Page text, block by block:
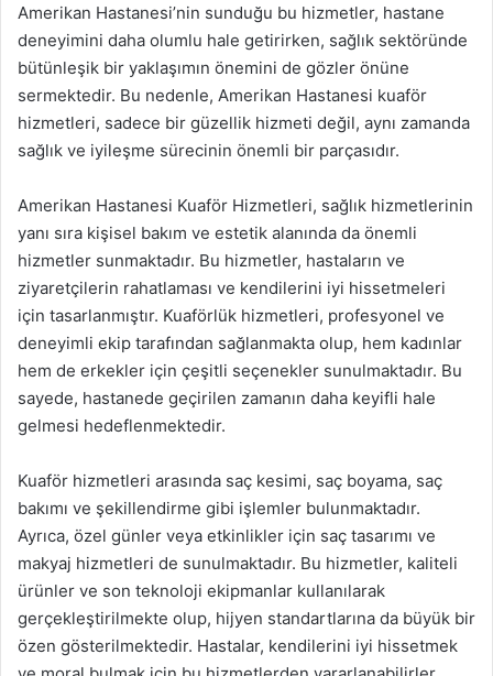
Amerikan Hastanesi’nin sunduğu bu hizmetler, hastane
deneyimini daha olumlu hale getirirken, sağlık sektöründe
bütünleşik bir yaklaşımın önemini de gözler önüne
sermektedir. Bu nedenle, Amerikan Hastanesi kuaför
hizmetleri, sadece bir güzellik hizmeti değil, aynı zamanda
sağlık ve iyileşme sürecinin önemli bir parçasıdır.
Amerikan Hastanesi Kuaför Hizmetleri, sağlık hizmetlerinin
yanı sıra kişisel bakım ve estetik alanında da önemli
hizmetler sunmaktadır. Bu hizmetler, hastaların ve
ziyaretçilerin rahatlaması ve kendilerini iyi hissetmeleri
için tasarlanmıştır. Kuaförlük hizmetleri, profesyonel ve
deneyimli ekip tarafından sağlanmakta olup, hem kadınlar
hem de erkekler için çeşitli seçenekler sunulmaktadır. Bu
sayede, hastanede geçirilen zamanın daha keyifli hale
gelmesi hedeflenmektedir.
Kuaför hizmetleri arasında saç kesimi, saç boyama, saç
bakımı ve şekillendirme gibi işlemler bulunmaktadır.
Ayrıca, özel günler veya etkinlikler için saç tasarımı ve
makyaj hizmetleri de sunulmaktadır. Bu hizmetler, kaliteli
ürünler ve son teknoloji ekipmanlar kullanılarak
gerçekleştirilmekte olup, hijyen standartlarına da büyük bir
özen gösterilmektedir. Hastalar, kendilerini iyi hissetmek